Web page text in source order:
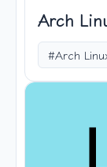
Arch
#Arch